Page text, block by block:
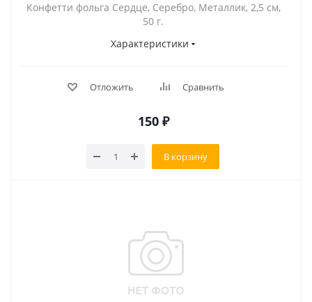
Конфетти фольга Сердце, Серебро, Металлик, 2,5 см,
50 г.
Характеристики
Отложить Сравнить
150 ₽
В корзину